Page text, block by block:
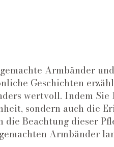
Armbänder
Geschichten
wertvoll. Indem
sondern auch die
die Beachtung dieser
Armbänder